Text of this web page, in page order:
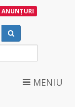
ANUNȚURI
MENIU